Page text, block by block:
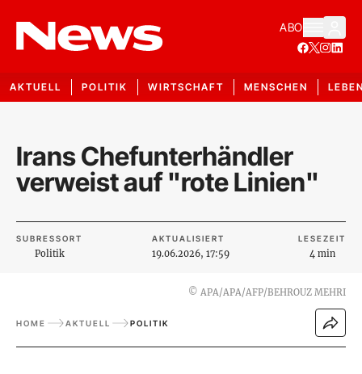
ABO
AKTUELL POLITIK WIRTSCHAFT MENSCHEN
Irans Chefunterhändler
verweist auf "rote Linien"
SUBRESSORT
Politik
AKTUALISIERT
19.06.2026, 17:59
LESEZEIT
4 min
© APA/APA/AFP/BEHROUZ MEHRI
HOME AKTUELL POLITIK